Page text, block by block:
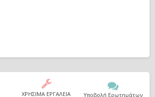
ΧΡΗΣΙΜΑ ΕΡΓΑΛΕΙΑ Υποβολή Ερωτημάτων